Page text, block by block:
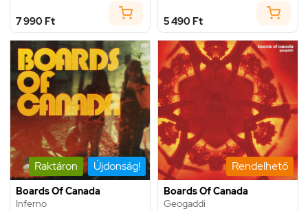
7 990 Ft 5 490 Ft
Raktáron Újdonság!
Boards Of Canada
Inferno
Rendelhető
Boards Of Canada
Geogaddi